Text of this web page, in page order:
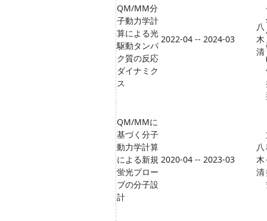
QM/MM分
子動力学計
算による光
駆動タンパ
ク質の反応
ダイナミク
ス
2022-04 -- 2024-03
八
木
清
QM/MMに
基づく分子
動力学計算
による新規
蛍光プロー
ブの分子設
計
2020-04 -- 2023-03
八
木
清